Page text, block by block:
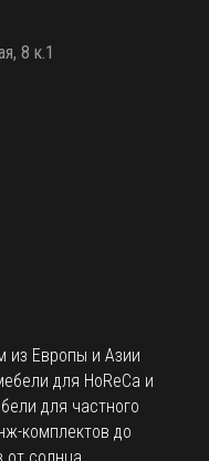
из Европы и Азии
для HoReCa и
для частного
комплектов до
8 к.1